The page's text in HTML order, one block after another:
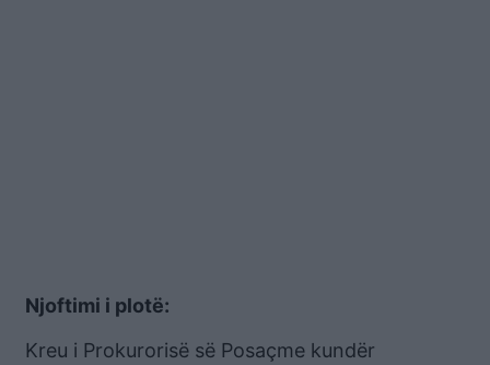
Njoftimi i plotë:
Kreu i Prokurorisë së Posaçme kundër